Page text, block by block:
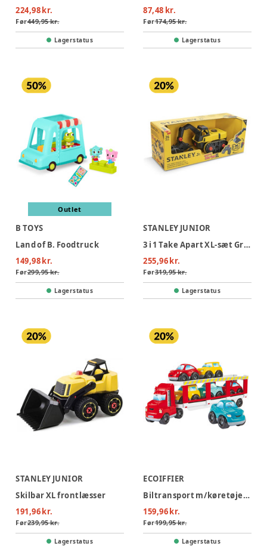
224,98 kr.
Før449,95 kr.
Lagerstatus
87,48 kr.
Før174,95 kr.
Lagerstatus
Outlet
B TOYS
Land of B. Foodtruck
149,98 kr.
Før299,95 kr.
Lagerstatus
STANLEY JUNIOR
3 i 1 Take Apart XL-sæt Gravemaskine
255,96 kr.
Før319,95 kr.
Lagerstatus
STANLEY JUNIOR
Skilbar XL frontlæsser
191,96 kr.
Før239,95 kr.
Lagerstatus
ECOIFFIER
Biltransport m/køretøjer 7stk
159,96 kr.
Før199,95 kr.
Lagerstatus